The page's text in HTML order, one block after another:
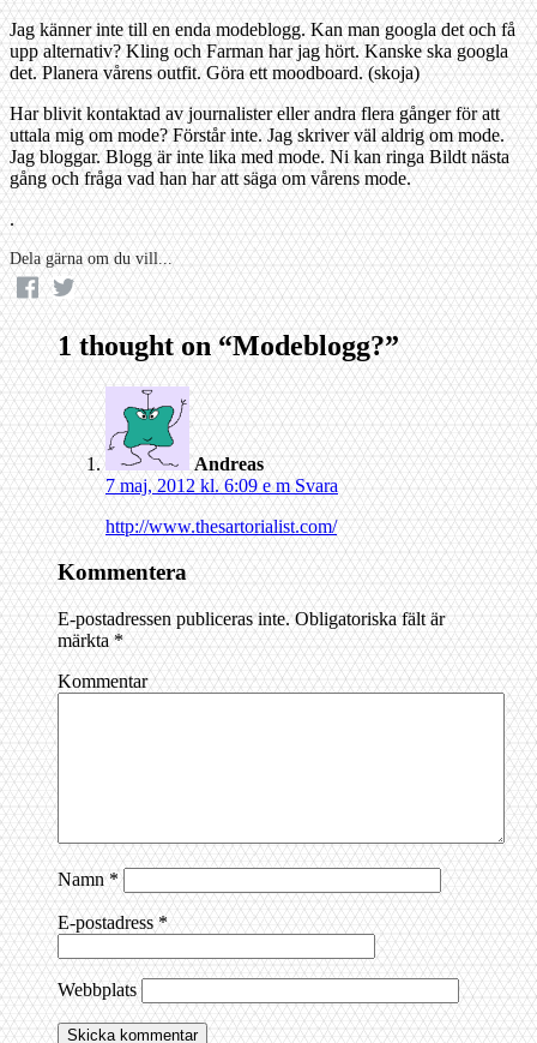
Jag känner inte till en enda modeblogg. Kan man googla det och få
upp alternativ? Kling och Farman har jag hört. Kanske ska googla
det. Planera vårens outfit. Göra ett moodboard. (skoja)
Har blivit kontaktad av journalister eller andra flera gånger för att
uttala mig om mode? Förstår inte. Jag skriver väl aldrig om mode.
Jag bloggar. Blogg är inte lika med mode. Ni kan ringa Bildt nästa
gång och fråga vad han har att säga om vårens mode.
.
Dela gärna om du vill...
1 thought on “Modeblogg?”
Andreas
7 maj, 2012 kl. 6:09 e mSvara
http://www.thesartorialist.com/
Kommentera
E-postadressen publiceras inte.Obligatoriska fält är
märkta*
Kommentar
Namn*
E-postadress*
Webbplats